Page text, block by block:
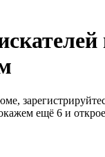
ещё 6 и